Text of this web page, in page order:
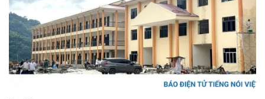
Thể thao
Ô tô - Xe máy